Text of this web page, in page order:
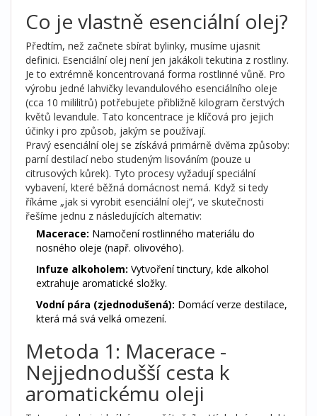
Co je vlastně esenciální olej?
Předtím, než začnete sbírat bylinky, musíme ujasnit
definici. Esenciální olej není jen jakákoli tekutina z rostliny.
Je to extrémně koncentrovaná forma rostlinné vůně. Pro
výrobu jedné lahvičky levandulového esenciálního oleje
(cca 10 mililitrů) potřebujete přibližně kilogram čerstvých
květů levandule. Tato koncentrace je klíčová pro jejich
účinky i pro způsob, jakým se používají.
Pravý esenciální olej se získává primárně dvěma způsoby:
parní destilací nebo studeným lisováním (pouze u
citrusových kůrek). Tyto procesy vyžadují speciální
vybavení, které běžná domácnost nemá. Když si tedy
říkáme „jak si vyrobit esenciální olej“, ve skutečnosti
řešíme jednu z následujících alternativ:
Macerace: Namočení rostlinného materiálu do
nosného oleje (např. olivového).
Infuze alkoholem: Vytvoření tinctury, kde alkohol
extrahuje aromatické složky.
Vodní pára (zjednodušená): Domácí verze destilace,
která má svá velká omezení.
Metoda 1: Macerace -
Nejjednodušší cesta k
aromatickému oleji